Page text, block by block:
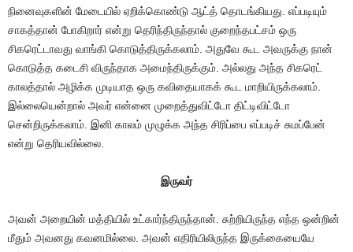
நினைவுகளின் மேடையில் ஏறிக்கொண்டு ஆட்த் தொடங்கியது. எப்படியும்
சாகத்தான் போகிறார் என்று தெரிந்திருந்தால் குறைந்தபட்சம் ஒரு
சிகரெட்டாவது வாங்கி கொடுத்திருக்கலாம். அதுவே கூட அவருக்கு நான்
கொடுத்த கடைசி விருந்தாக அமைந்திருக்கும். அல்லது அந்த சிகரெட்
காலத்தால் அழிக்க முடியாத ஒரு கவிதையாகக் கூட மாறியிருக்கலாம்.
இல்லையென்றால் அவர் என்னை முறைத்துவிட்டோ திட்டிவிட்டோ
சென்றிருக்கலாம். இனி காலம் முழுக்க அந்த சிரிப்பை எப்படிச் சுமப்பேன்
என்று தெரியவில்லை.
இருவர்
அவன் அறையின் மத்தியில் உட்கார்ந்திருந்தான். சுற்றியிருந்த எந்த ஒன்றின்
மீதும் அவனது கவனமில்லை. அவன் எதிரியிலிருந்த இருக்கையையே